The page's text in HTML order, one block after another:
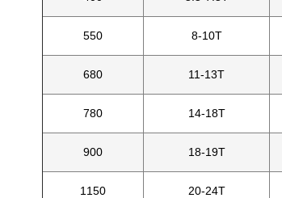
8-10T
550
11-13T
680
14-18T
780
18-19T
900
20-24T
1150